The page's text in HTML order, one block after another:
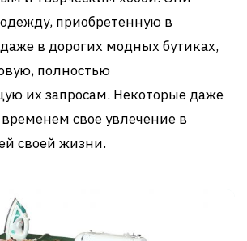
приобретенную в
в дорогих модных бутиках,
полностью
их запросам. Некоторые даже
свое увлечение в
своей жизни.